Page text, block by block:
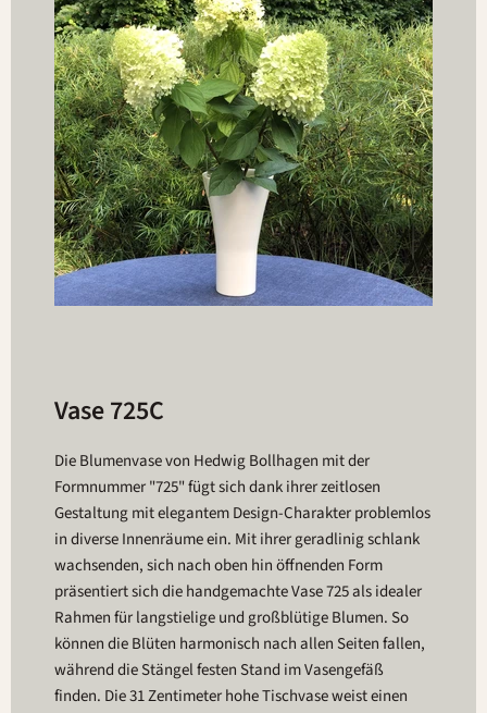
Vase 725C
Die Blumenvase von Hedwig Bollhagen mit der
Formnummer "725" fügt sich dank ihrer zeitlosen
Gestaltung mit elegantem Design-Charakter problemlos
in diverse Innenräume ein. Mit ihrer geradlinig schlank
wachsenden, sich nach oben hin öffnenden Form
präsentiert sich die handgemachte Vase 725 als idealer
Rahmen für langstielige und großblütige Blumen. So
können die Blüten harmonisch nach allen Seiten fallen,
während die Stängel festen Stand im Vasengefäß
finden. Die 31 Zentimeter hohe Tischvase weist einen